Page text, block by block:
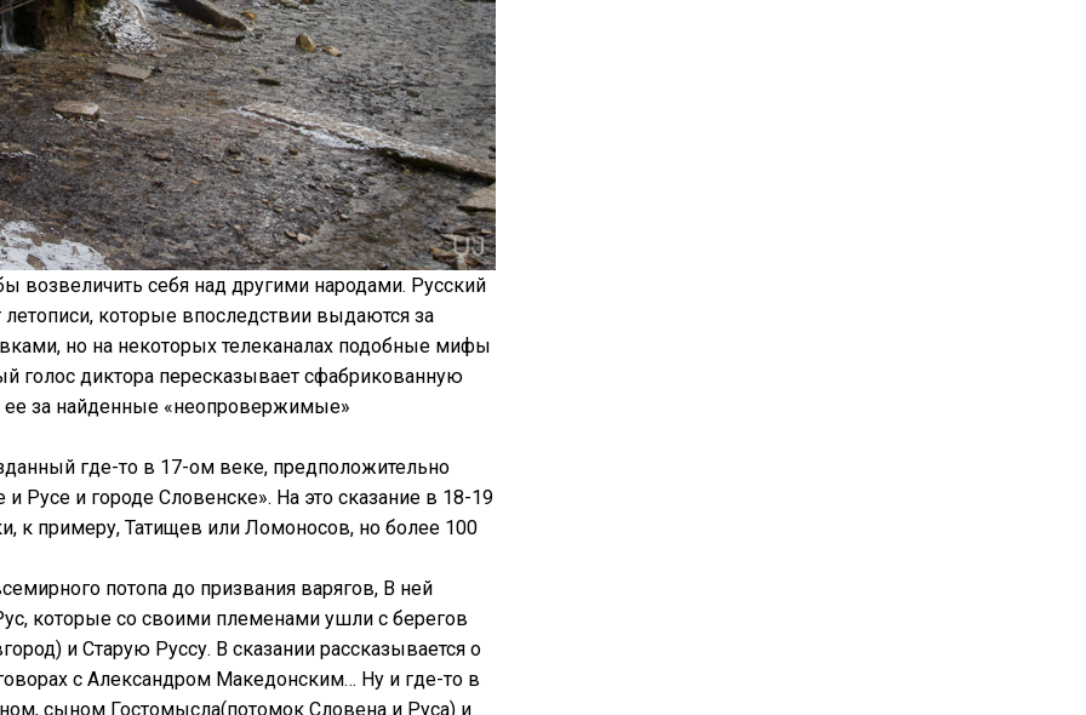
возвеличить себя над другими народами. Русский
которые впоследствии выдаются за
но на некоторых телеканалах подобные мифы
голос диктора пересказывает сфабрикованную
за найденные «неопровержимые»
где-то в 17-ом веке, предположительно
Русе и городе Словенске». На это сказание в 18-19
к примеру, Татищев или Ломоносов, но более 100
потопа до призвания варягов, В ней
которые со своими племенами ушли с берегов
и Старую Руссу. В сказании рассказывается о
с Александром Македонским… Ну и где-то в
сыном Гостомысла(потомок Словена и Руса) и